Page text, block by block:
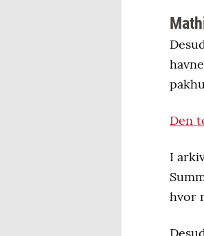
Den
I
hvor